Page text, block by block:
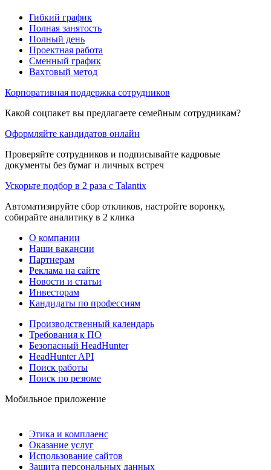
Гибкий график
Полная занятость
Полный день
Проектная работа
Сменный график
Вахтовый метод
Корпоративная поддержка сотрудников
Какой соцпакет вы предлагаете семейным сотрудникам?
Оформляйте кандидатов онлайн
Проверяйте сотрудников и подписывайте кадровые
документы без бумаг и личных встреч
Ускорьте подбор в 2 раза с Talantix
Автоматизируйте сбор откликов, настройте воронку,
собирайте аналитику в 2 клика
О компании
Наши вакансии
Партнерам
Реклама на сайте
Новости и статьи
Инвесторам
Кандидаты по профессиям
Производственный календарь
Требования к ПО
Безопасный HeadHunter
HeadHunter API
Поиск работы
Поиск по резюме
Мобильное приложение
Этика и комплаенс
Оказание услуг
Использование сайтов
Защита персональных данных